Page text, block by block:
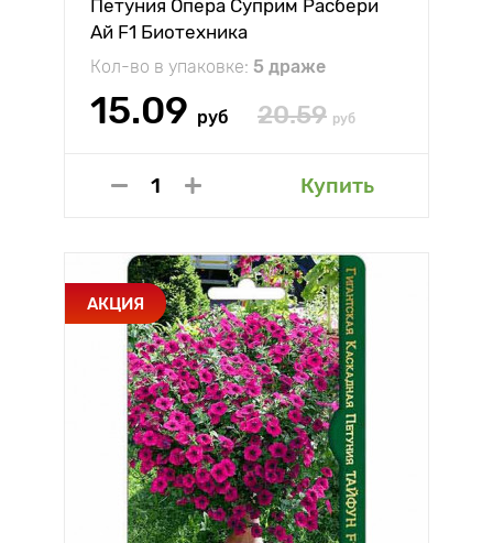
Петуния Опера Суприм Расбери
Ай F1 Биотехника
Кол-во в упаковке: 5 драже
15.09 руб 20.59 руб
Купить
АКЦИЯ